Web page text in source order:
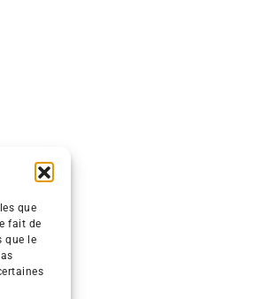
que
fait de
que le